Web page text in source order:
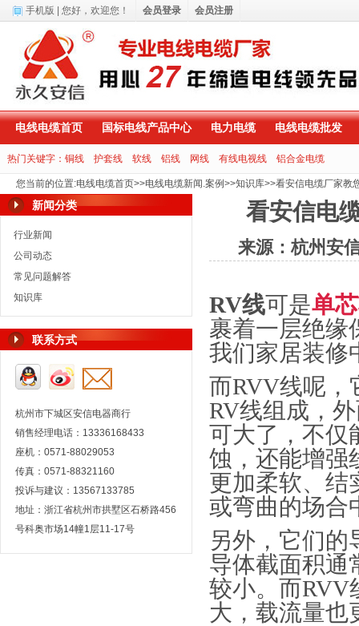
电线电缆首页 国标电线产品中心 电力电缆 电线电缆批发
热门关键字： 铜线 护套线 软线 铝线 网线 有线电视线 铝合金电缆
您当前的位置:电线电缆首页>>电线电缆新闻.案例>>知识库>>看安信电缆厂家教
新闻分类
行业新闻
公司动态
常见问题解答
知识库
联系方式
杭州市下城区安信电器商行
销售经理电话：13336168433
座机：0571-88029053
传真：0571-88321160
投诉与建议：13567133785
地址：浙江省杭州市拱墅区石桥路456
号科奥市场14幢1层11-17号
看安信电
来源：杭州安
RV线可是单
裹着一层绝缘
我们家居装修
而RVV线呢，
RV线组成，
可大了，不仅
蚀，还能增强
更加柔软、结
或弯曲的场合
另外，它们的
导体截面积通
较小。而RVV
大，载流量也
手机版 | 您好， 欢迎您！ 会员登录 会员注册